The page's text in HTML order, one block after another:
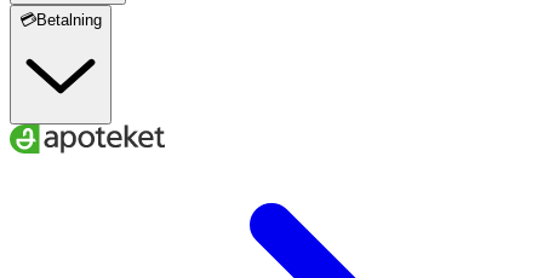
💳Betalning